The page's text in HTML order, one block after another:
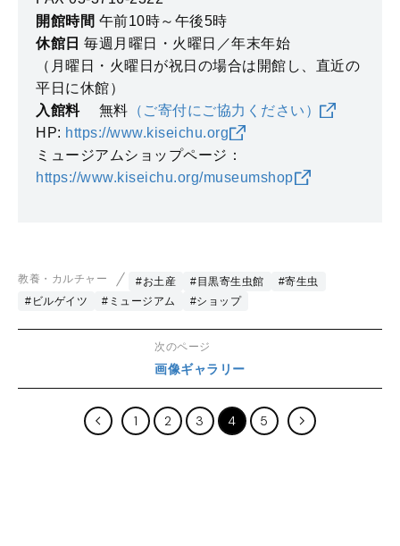
開館時間 午前10時～午後5時
休館日 毎週月曜日・火曜日／年末年始
（月曜日・火曜日が祝日の場合は開館し、直近の
平日に休館）
入館料無料 （ご寄付にご協力ください）
HP: https://www.kiseichu.org
ミュージアムショップページ：
https://www.kiseichu.org/museumshop
教養・カルチャー #お土産 #目黒寄生虫館
#寄生虫
#ビルゲイツ
#ミュージアム #ショップ
次のページ
画像ギャラリー
1 2 3 4 5